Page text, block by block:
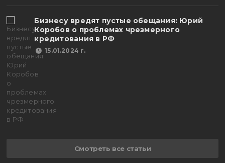
Бизнесу вредят пустые обещания: Юрий
Коробов о проблемах чрезмерного
кредитования в РФ
15.01.2024 г.
Смотреть все статьи